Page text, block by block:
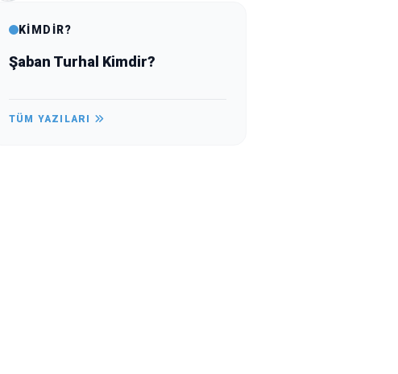
KİMDİR?
Şaban Turhal Kimdir?
TÜM YAZILARI